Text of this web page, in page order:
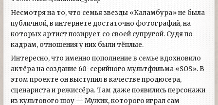
Несмотря на то, что семья звезды «Каламбура» не была
публичной, в интернете достаточно фотографий, на
которых артист позирует со своей супругой. Судя по
кадрам, отношения у них были тёплые.
Интересно, что именно пополнение в семье вдохновило
актёра на создание 60-серийного мультфильма «SOS». В
этом проекте он выступил в качестве продюсера,
сценариста и режиссёра. Там даже появились персонажи
из культового шоу — Мужик, которого играл сам